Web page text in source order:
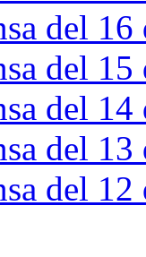
del
del
del
del
del